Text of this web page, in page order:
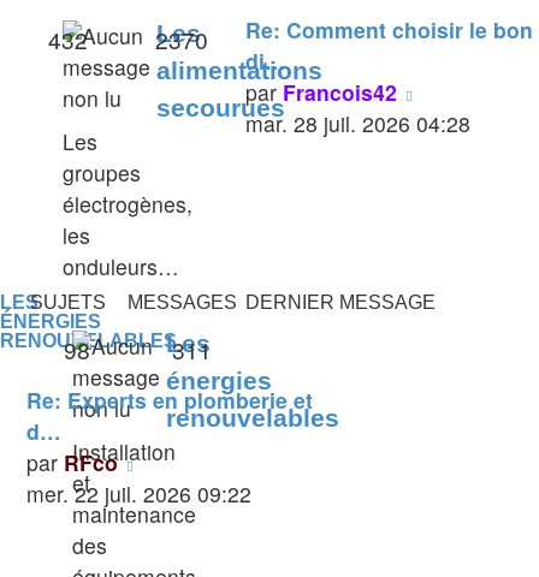
Les
alimentations
secourues
Les
groupes
électrogènes,
les
onduleurs…
432 2370
Re: Comment choisir le bon
di…
par Francois42
le
mar. 28 juil. 2026 04:28
LES
ÉNERGIES
RENOUVELABLES
SUJETS MESSAGES DERNIER MESSAGE
Les
énergies
renouvelables
Installation
et
maintenance
des
98 311
Re: Experts en plomberie et
d…
par RFco
Voir
le
dernier
mer. 22 juil. 2026 09:22